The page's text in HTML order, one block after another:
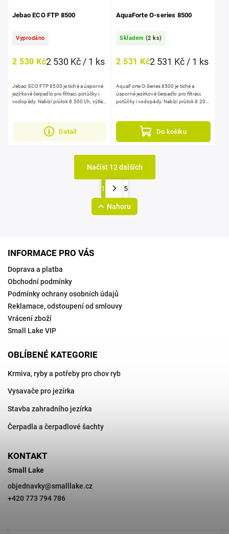
Jebao ECO FTP 8500
Vyprodáno
2 530 Kč2 530 Kč / 1 ks
Detail
Jebao ECO FTP 8500 je tiché a úsporné
jezírkové čerpadlo pro filtraci, potůčky i
vodopády. Nabízí průtok 8 500 l/h, výtlak
AquaForte O-series 8500
Skladem (2 ks)
2 531 Kč2 531 Kč / 1 ks
Do košíku
AquaForte O-Series 8500 je tiché a
úsporné jezírkové čerpadlo pro filtraci,
potůčky i vodopády. Nabízí průtok 8 200
Načíst 12 dalších
1 5
Nahoru
INFORMACE PRO VÁS
Doprava a platba
Obchodní podmínky
Podmínky ochrany osobních údajů
Reklamace, odstoupení od smlouvy
Vrácení zboží
Small Lake VIP
OBLÍBENÉ KATEGORIE
Krmiva, ryby a potřeby pro chov ryb
Vysavače pro jezírka
Stavba zahradního jezírka
Čerpadla a čerpadlové šachty
KONTAKT
Small Lake
objednavky@smalllake.cz
+420 773 794 786